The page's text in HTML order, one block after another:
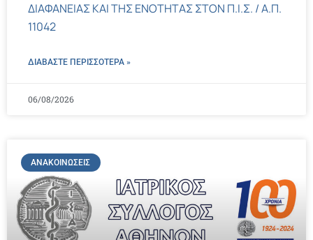
ΔΙΑΦΑΝΕΙΑΣ ΚΑΙ ΤΗΣ ΕΝΟΤΗΤΑΣ ΣΤΟΝ Π.Ι.Σ. / Α.Π.
11042
ΔΙΑΒΑΣΤΕ ΠΕΡΙΣΣΌΤΕΡΑ »
06/08/2026
ΑΝΑΚΟΙΝΏΣΕΙΣ